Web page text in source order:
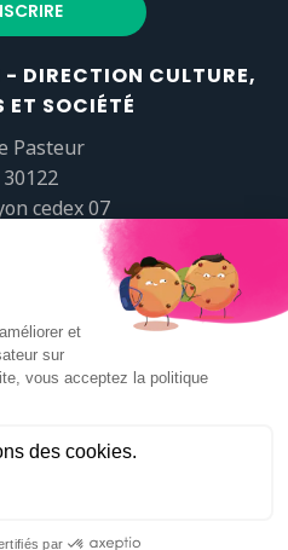
- DIRECTION CULTURE,
ET SOCIÉTÉ
Pasteur
30122
cedex 07
lyon.fr
37 37 82 01
embed/Qm-prNOXepo